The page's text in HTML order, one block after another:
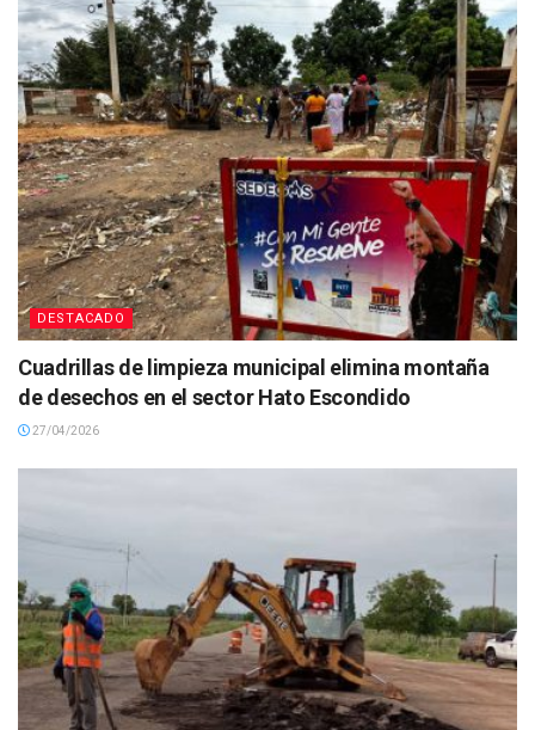
DESTACADO
Cuadrillas de limpieza municipal elimina montaña
de desechos en el sector Hato Escondido
27/04/2026